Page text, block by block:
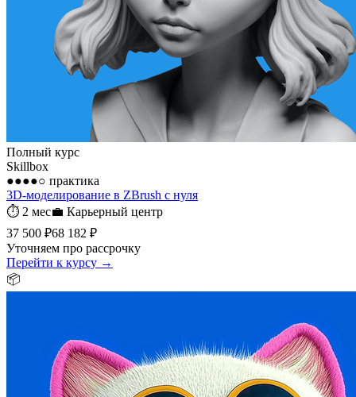
Полный курс
Skillbox
●●●●○ практика
3D-моделирование в ZBrush с нуля
⏱ 2 мес💼 Карьерный центр
37 500 ₽68 182 ₽
Уточняем про рассрочку
Перейти к курсу →
📦